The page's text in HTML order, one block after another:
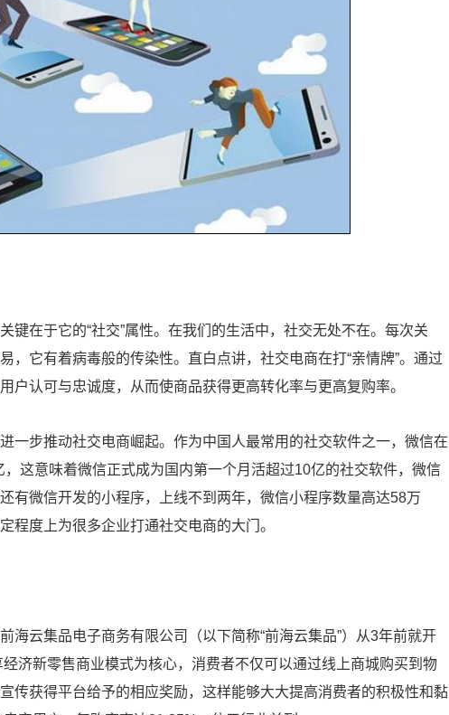
键在于它的“社交”属性。在我们的生活中，社交无处不在。每次关
，它有着病毒般的传染性。直白点讲，社交电商在打“亲情牌”。通过
户认可与忠诚度，从而使商品获得更高转化率与更高复购率。
一步推动社交电商崛起。作为中国人最常用的社交软件之一，微信在
这意味着微信正式成为国内第一个月活超过10亿的社交软件，微信
有微信开发的小程序，上线不到两年，微信小程序数量高达58万
程度上为很多企业打通社交电商的大门。
海云集品电子商务有限公司（以下简称“前海云集品”）从3年前就开
济新零售商业模式为核心，消费者不仅可以通过线上商城购买到物
传获得平台给予的相应奖励，这样能够大大提高消费者的积极性和黏